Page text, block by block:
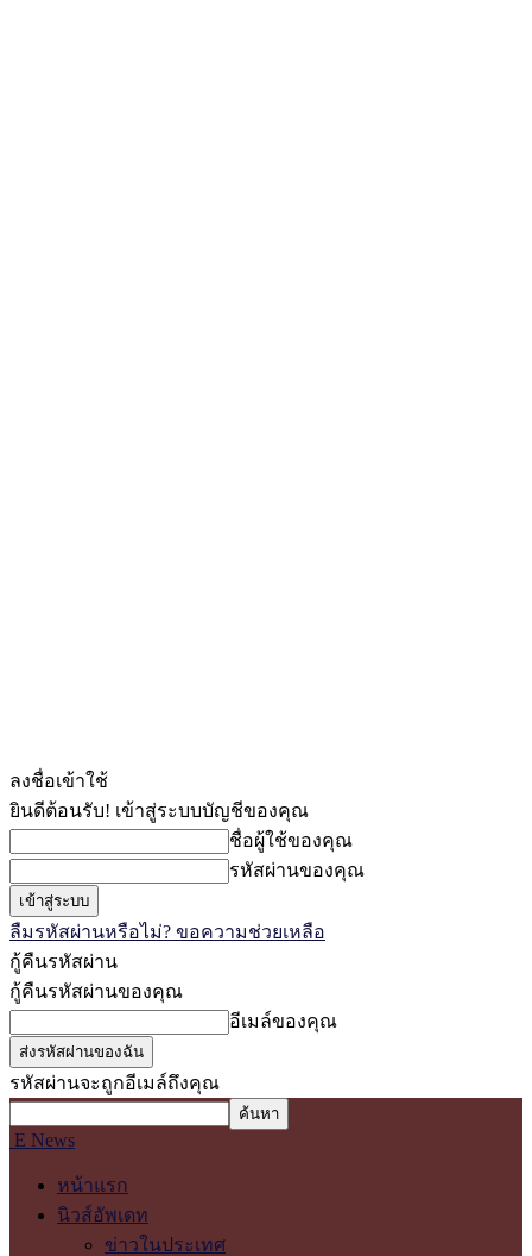
ลงชื่อเข้าใช้
ยินดีต้อนรับ! เข้าสู่ระบบบัญชีของคุณ
ชื่อผู้ใช้ของคุณ
รหัสผ่านของคุณ
ลืมรหัสผ่านหรือไม่? ขอความช่วยเหลือ
กู้คืนรหัสผ่าน
กู้คืนรหัสผ่านของคุณ
อีเมล์ของคุณ
รหัสผ่านจะถูกอีเมล์ถึงคุณ
E News
หน้าแรก
นิวส์อัพเดท
ข่าวในประเทศ